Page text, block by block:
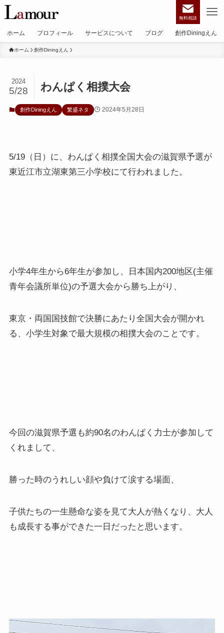
無料相談
ホーム プロフィール サービスについて ブログ 創作Diningえん
ホーム 創作Diningえん
わんぱく相撲大会
2024
5/28
創作Diningえん 繁盛ネタ 2024年5月28日
5/19（日）に、わんぱく相撲全国大会の滋賀県予選が
東近江市立湖東第三小学校にて行われました。
小学4年生から6年生が参加し、日本国内200地区(主催
青年会議所単位)の予選大会から勝ち上がり、
東京・両国国技館で決勝にあたり全国大会が開かれ
る、小学生対象で最大規模の相撲大会のことです。
今回の滋賀県予選も約90名のわんぱく力士が参加して
くれまして、
勝った時のうれしい顔や負けて涙する場面、
子供たちの一生懸命な姿を見て大人が熱くなり、大人
も成長する事ができた一日だったと思います。